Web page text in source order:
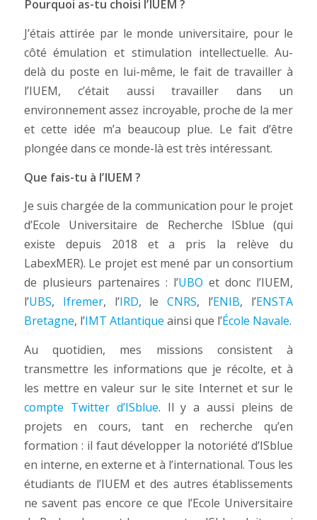
Pourquoi as-tu choisi l’IUEM ?
J’étais attirée par le monde universitaire, pour le
côté émulation et stimulation intellectuelle. Au-
delà du poste en lui-même, le fait de travailler à
l’IUEM, c’était aussi travailler dans un
environnement assez incroyable, proche de la mer
et cette idée m’a beaucoup plue. Le fait d’être
plongée dans ce monde-là est très intéressant.
Que fais-tu à l’IUEM ?
Je suis chargée de la communication pour le projet
d’Ecole Universitaire de Recherche ISblue (qui
existe depuis 2018 et a pris la relève du
LabexMER). Le projet est mené par un consortium
de plusieurs partenaires : l’UBO et donc l’IUEM,
l’UBS, Ifremer, l’IRD, leCNRS, l’ENIB, l’ENSTA
Bretagne, l’IMT Atlantique ainsi que l’École Navale.
Au quotidien, mes missions consistent à
transmettre les informations que je récolte, et à
les mettre en valeur sur le site Internet et sur le
compte Twitter d’ISblue. Il y a aussi pleins de
projets en cours, tant en recherche qu’en
formation : il faut développer la notoriété d’ISblue
en interne, en externe et à l’international. Tous les
étudiants de l’IUEM et des autres établissements
ne savent pas encore ce que l’Ecole Universitaire